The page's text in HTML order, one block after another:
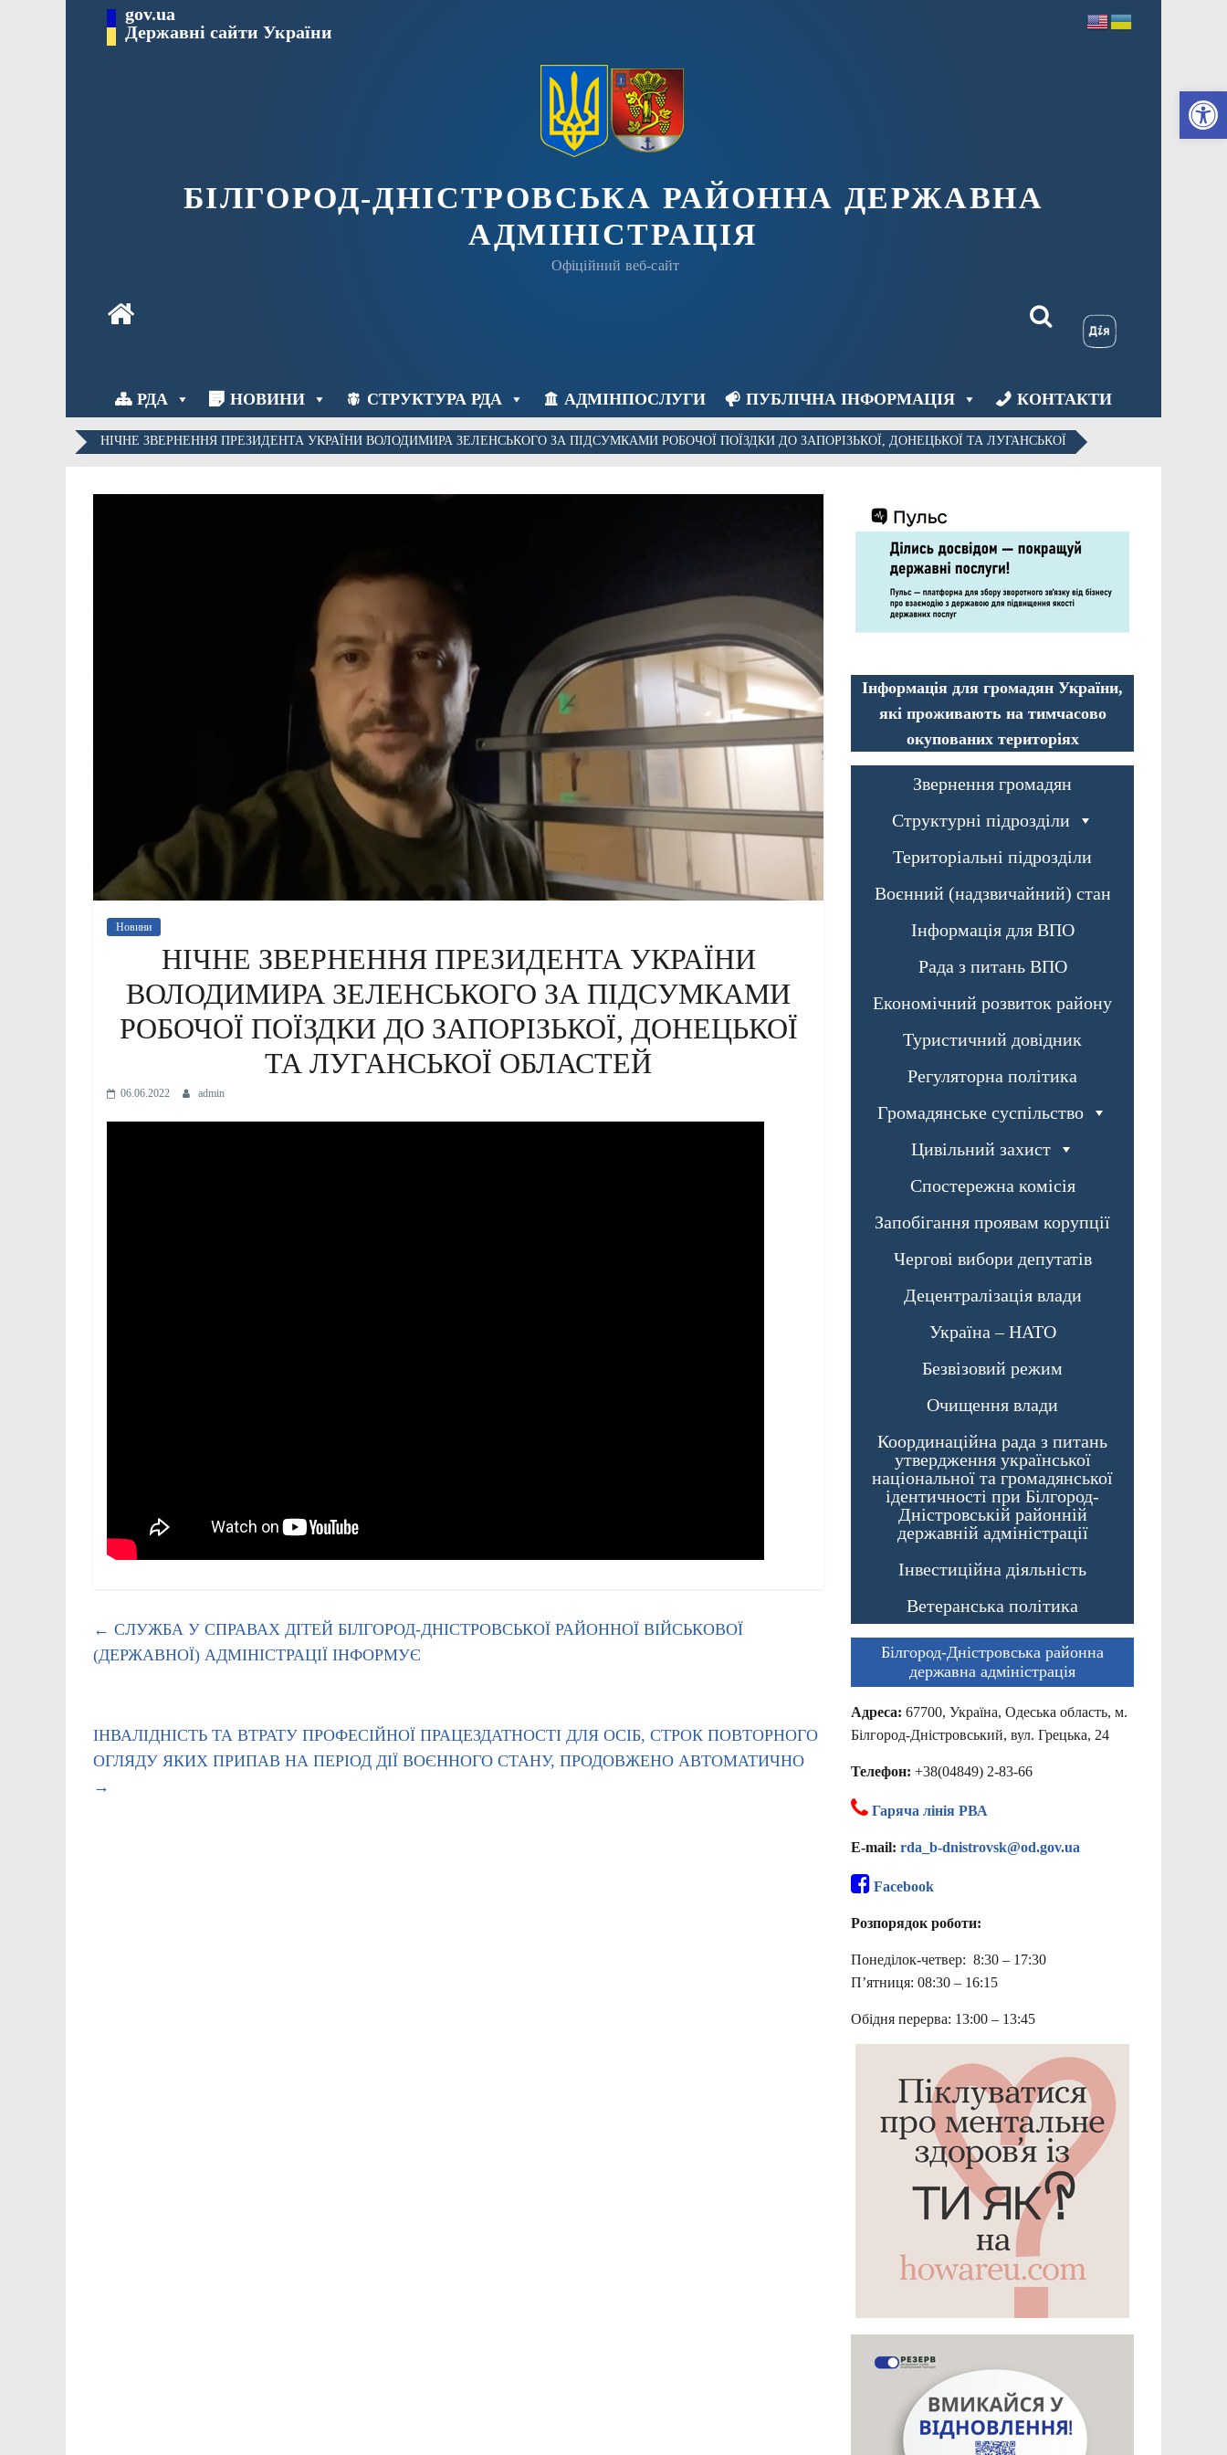
gov.ua
Державні сайти України
БІЛГОРОД-ДНІСТРОВСЬКА РАЙОННА ДЕРЖАВНА
АДМІНІСТРАЦІЯ
Офіційний веб-сайт
РДА НОВИНИ СТРУКТУРА РДА АДМІНПОСЛУГИ ПУБЛІЧНА ІНФОРМАЦІЯ КОНТАКТИ
НІЧНЕ ЗВЕРНЕННЯ ПРЕЗИДЕНТА УКРАЇНИ ВОЛОДИМИРА ЗЕЛЕНСЬКОГО ЗА ПІДСУМКАМИ РОБОЧОЇ ПОЇЗДКИ ДО ЗАПОРІЗЬКОЇ, ДОНЕЦЬКОЇ ТА ЛУГАНСЬКОЇ
Новини
НІЧНЕ ЗВЕРНЕННЯ ПРЕЗИДЕНТА УКРАЇНИ
ВОЛОДИМИРА ЗЕЛЕНСЬКОГО ЗА ПІДСУМКАМИ
РОБОЧОЇ ПОЇЗДКИ ДО ЗАПОРІЗЬКОЇ, ДОНЕЦЬКОЇ
ТА ЛУГАНСЬКОЇ ОБЛАСТЕЙ
06.06.2022 admin
← СЛУЖБА У СПРАВАХ ДІТЕЙ БІЛГОРОД-ДНІСТРОВСЬКОЇ РАЙОННОЇ ВІЙСЬКОВОЇ
(ДЕРЖАВНОЇ) АДМІНІСТРАЦІЇ ІНФОРМУЄ
ІНВАЛІДНІСТЬ ТА ВТРАТУ ПРОФЕСІЙНОЇ ПРАЦЕЗДАТНОСТІ ДЛЯ ОСІБ, СТРОК ПОВТОРНОГО
ОГЛЯДУ ЯКИХ ПРИПАВ НА ПЕРІОД ДІЇ ВОЄННОГО СТАНУ, ПРОДОВЖЕНО АВТОМАТИЧНО
→
Інформація для громадян України,
які проживають на тимчасово
окупованих територіях
Звернення громадян
Структурні підрозділи
Територіальні підрозділи
Воєнний (надзвичайний) стан
Інформація для ВПО
Рада з питань ВПО
Економічний розвиток району
Туристичний довідник
Регуляторна політика
Громадянське суспільство
Цивільний захист
Спостережна комісія
Запобігання проявам корупції
Чергові вибори депутатів
Децентралізація влади
Україна – НАТО
Безвізовий режим
Очищення влади
Координаційна рада з питань
утвердження української
національної та громадянської
ідентичності при Білгород-
Дністровській районній
державній адміністрації
Інвестиційна діяльність
Ветеранська політика
Білгород-Дністровська районна
державна адміністрація
Адреса: 67700, Україна, Одеська область, м.
Білгород-Дністровський, вул. Грецька, 24
Телефон: +38(04849) 2-83-66
Гаряча лінія РВА
E-mail: rda_b-dnistrovsk@od.gov.ua
Facebook
Розпорядок роботи:
Понеділок-четвер: 8:30 – 17:30
П’ятниця: 08:30 – 16:15
Обідня перерва: 13:00 – 13:45